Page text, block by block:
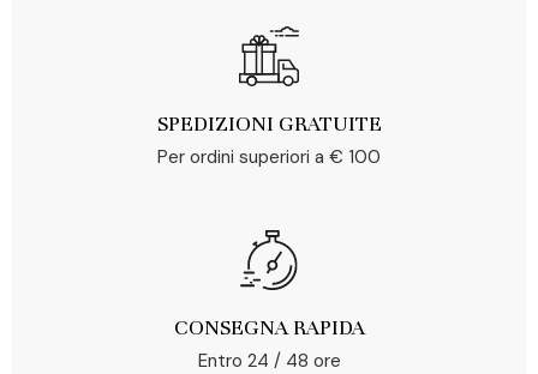
SPEDIZIONI GRATUITE
Per ordini superiori a € 100
CONSEGNA RAPIDA
Entro 24 / 48 ore